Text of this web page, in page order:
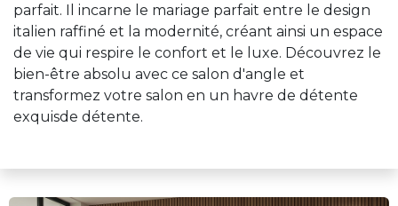
parfait. Il incarne le mariage parfait entre le design
italien raffiné et la modernité, créant ainsi un espace
de vie qui respire le confort et le luxe. Découvrez le
bien-être absolu avec ce salon d'angle et
transformez votre salon en un havre de détente
exquisde détente.